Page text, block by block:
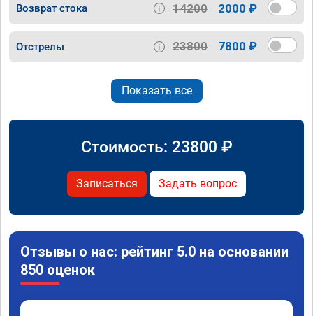
Возврат стока 14200 2000 ₽
Отстрелы 23800 7800 ₽
Показать все
Стоимость: 23800 ₽
Записаться Задать вопрос
Отзывы о нас: рейтинг 5.0 на основании
850 оценок